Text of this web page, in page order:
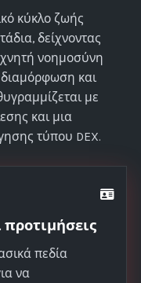
κύκλο ζωής
δείχνοντας
νοημοσύνη
διαμόρφωση και
με
και μια
τύπου DEX.
πεδία
να